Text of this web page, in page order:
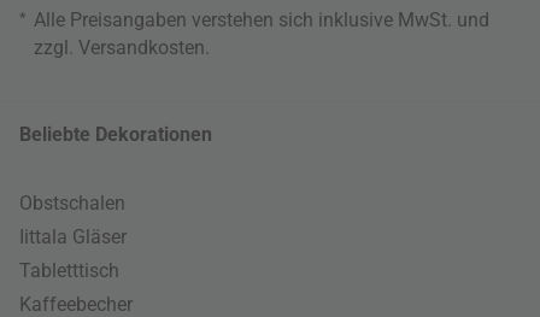
* Alle Preisangaben verstehen sich inklusive MwSt. und
zzgl. Versandkosten
Beliebte Dekorationen
Obstschalen
Iittala Gläser
Tabletttisch
Kaffeebecher